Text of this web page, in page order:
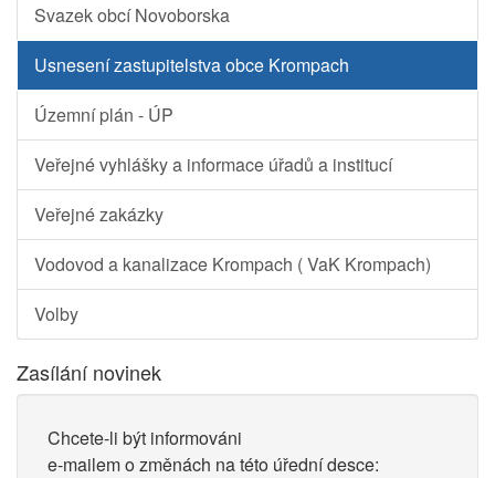
Svazek obcí Novoborska
Usnesení zastupitelstva obce Krompach
Územní plán - ÚP
Veřejné vyhlášky a informace úřadů a institucí
Veřejné zakázky
Vodovod a kanalizace Krompach ( VaK Krompach)
Volby
Zasílání novinek
Chcete-li být informováni
e-mailem o změnách na této úřední desce: